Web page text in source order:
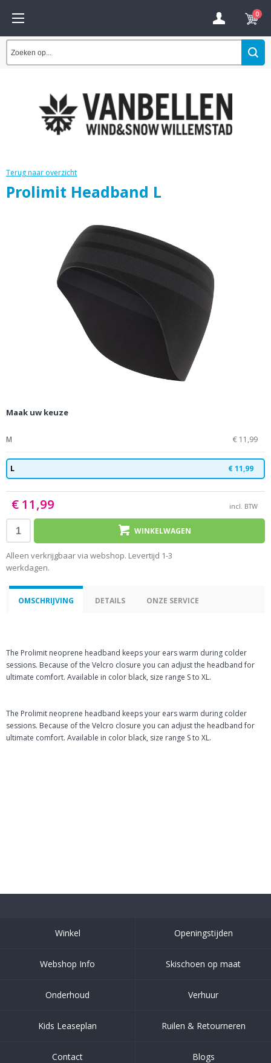
0
Terug naar overzicht
Prolimit Headband L
Maak uw keuze
M € 11,99
L € 11,99
€ 11,99 incl. BTW
WINKELWAGEN
Alleen verkrijgbaar via webshop. Levertijd 1-3
werkdagen.
OMSCHRIJVING DETAILS ONZE SERVICE
The Prolimit neoprene headband keeps your ears warm during colder
sessions. Because of the Velcro closure you can adjust the headband for
ultimate comfort. Available in color black, size range S to XL.
The Prolimit neoprene headband keeps your ears warm during colder
sessions. Because of the Velcro closure you can adjust the headband for
ultimate comfort. Available in color black, size range S to XL.
Winkel Openingstijden
Webshop Info Skischoen op maat
Onderhoud Verhuur
Kids Leaseplan Ruilen & Retourneren
Contact Blogs